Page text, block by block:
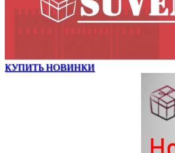
КУПИТЬ НОВИНКИ